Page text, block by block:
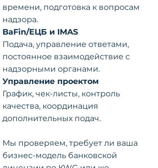
времени, подготовка к вопросам
надзора.
BaFin/ЕЦБ и IMAS
Подача, управление ответами,
постоянное взаимодействие с
надзорными органами.
Управление проектом
График, чек-листы, контроль
качества, координация
дополнительных подач.
Мы проверяем, требует ли ваша
бизнес-модель банковской